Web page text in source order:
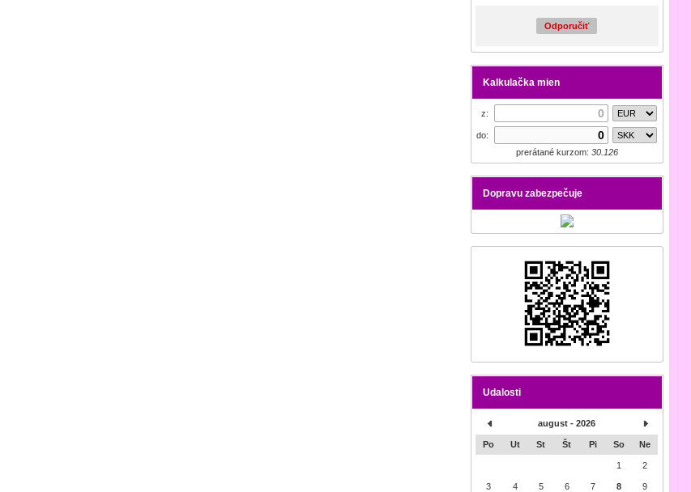
Odporučiť
Kalkulačka mien
z:
do:
prerátané kurzom: 30.126
Dopravu zabezpečuje
Udalosti
august - 2026
Po Ut St Št Pi So Ne
1 2
3 4 5 6 7 8 9